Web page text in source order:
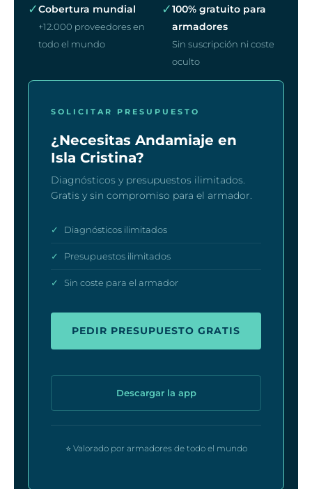
✓Cobertura mundial
+12.000 proveedores en
todo el mundo
✓100% gratuito para
armadores
Sin suscripción ni coste
oculto
SOLICITAR PRESUPUESTO
¿Necesitas Andamiaje en
Isla Cristina?
Diagnósticos y presupuestos ilimitados.
Gratis y sin compromiso para el armador.
✓ Diagnósticos ilimitados
✓ Presupuestos ilimitados
✓ Sin coste para el armador
PEDIR PRESUPUESTO GRATIS
Descargar la app
⭐ Valorado por armadores de todo el mundo